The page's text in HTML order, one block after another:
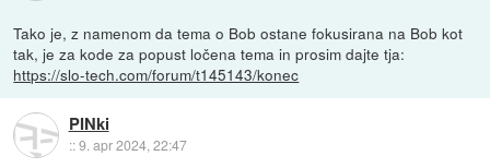
Tako je, z namenom da tema o Bob ostane fokusirana na Bob kot
tak, je za kode za popust ločena tema in prosim dajte tja:
https://slo-tech.com/forum/t145143/konec
PINki
::9. apr 2024, 22:47